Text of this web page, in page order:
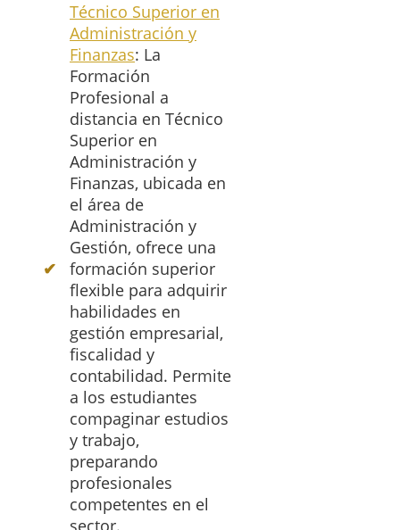
Técnico Superior en
Administración y
Finanzas: La
Formación
Profesional a
distancia en Técnico
Superior en
Administración y
Finanzas, ubicada en
el área de
Administración y
Gestión, ofrece una
formación superior
flexible para adquirir
habilidades en
gestión empresarial,
fiscalidad y
contabilidad. Permite
a los estudiantes
compaginar estudios
y trabajo,
preparando
profesionales
competentes en el